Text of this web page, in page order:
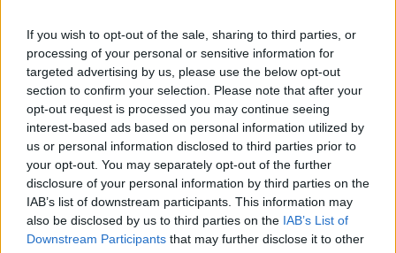
If you wish to opt-out of the sale, sharing to third parties, or
processing of your personal or sensitive information for
targeted advertising by us, please use the below opt-out
section to confirm your selection. Please note that after your
opt-out request is processed you may continue seeing
interest-based ads based on personal information utilized by
us or personal information disclosed to third parties prior to
your opt-out. You may separately opt-out of the further
disclosure of your personal information by third parties on the
IAB’s list of downstream participants. This information may
also be disclosed by us to third parties on the IAB’s List of
Downstream Participants that may further disclose it to other
Cosa succede alle imprese dopo i tagli a
Transizione 5.0
Le imprese contestano il taglio retroattivo al credito d'imposta
della Transizione 5.0 e sollecitano un tavolo di confronto per
tutelare il legittimo…
Camilla Pellegrini · 3 Apr 2026
PEOPLE NEWS